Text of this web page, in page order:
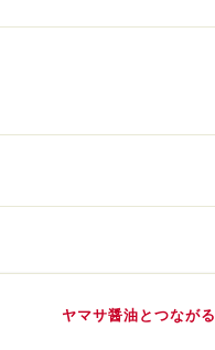
ヤマサ醤油とつながる